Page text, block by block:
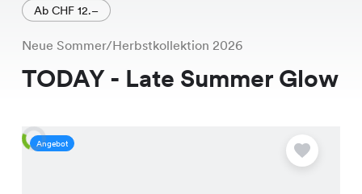
Ab CHF 12.–
Neue Sommer/Herbstkollektion 2026
TODAY - Late Summer Glow
Angebot